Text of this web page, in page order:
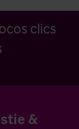
clics
&